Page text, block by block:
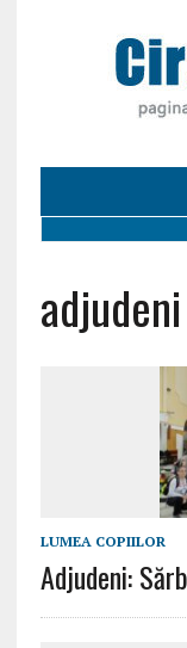
adjudeni
LUMEA COPIILOR
Adjudeni: